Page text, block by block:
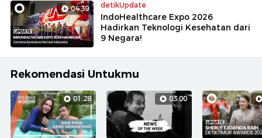
04:39 detikUpdate
IndoHealthcare Expo 2026
Hadirkan Teknologi Kesehatan dari
9 Negara!
Rekomendasi Untukmu
01:28 03:00